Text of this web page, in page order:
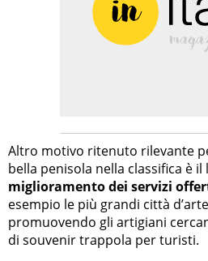
Altro motivo ritenuto rilevante
bella penisola nella classifica è il
miglioramento dei servizi
esempio le più grandi città
promuovendo gli artigiani
di souvenir trappola per turisti.